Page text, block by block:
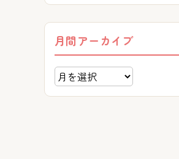
月間アーカイブ